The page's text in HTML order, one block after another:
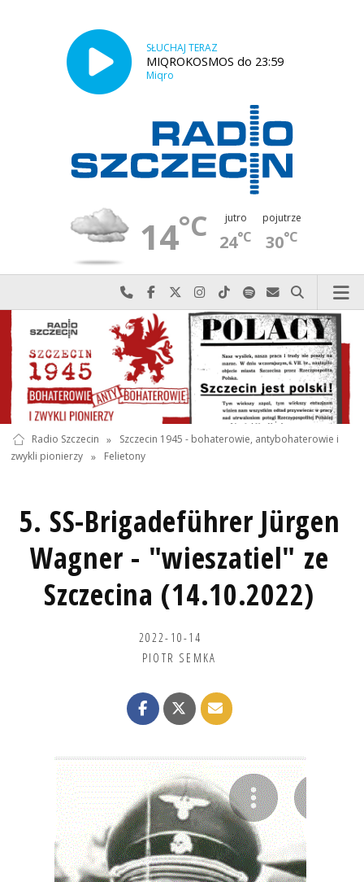
SŁUCHAJ TERAZ
MIQROKOSMOS do 23:59
Miqro
14°C jutro
24°C
pojutrze
30°C
Najlepiej po prostu do nas zadzwoń
Odwiedź nas na Facebook-u
Odwiedź nas na X
Odwiedź nas na Instagram-ie
Odwiedź nas na TikTok-u
Szukaj nas na Spotify
Wyślij do nas
Szukaj
Radio Szczecin »
Szczecin 1945 - bohaterowie, antybohaterowie i
zwykli pionierzy » Felietony
5. SS-Brigadeführer Jürgen
Wagner - "wieszatiel" ze
Szczecina (14.10.2022)
2022-10-14
PIOTR SEMKA